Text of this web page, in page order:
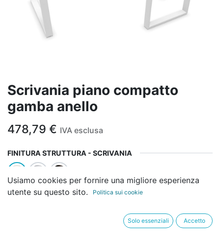
Scrivania piano compatto
gamba anello
478,79 € IVA esclusa
FINITURA STRUTTURA - SCRIVANIA
FINITURA TOP - SCRIVANIA
Usiamo cookies per fornire una migliore esperienza
utente su questo sito.
Politica sui cookie
Solo essenziali Accetto